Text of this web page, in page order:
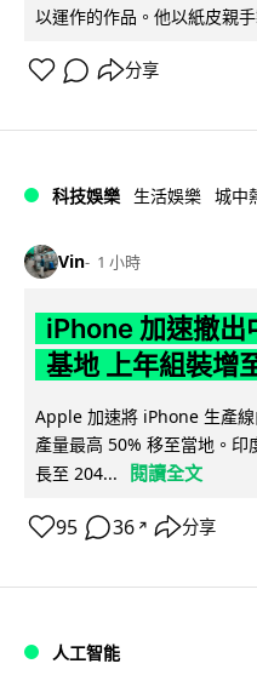
以運作的作品。他以紙皮親
分享
科技娛樂 生活娛樂 城中
Vin 1 小時
iPhone 加速撤出
基地 上年組裝增
Apple 加速將 iPhone 生產
產量最高 50% 移至當地。
長至 204...
閱讀全文
95 36 ↗ 分享
人工智能